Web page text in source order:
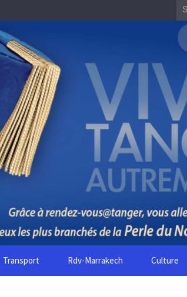
Transport Rdv-Marrakech Culture